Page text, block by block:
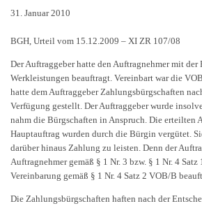
31. Januar 2010
BGH, Urteil vom 15.12.2009 – XI ZR 107/08
Der Auftraggeber hatte den Auftragnehmer mit
Werkleistungen beauftragt. Vereinbart war die
hatte dem Auftraggeber Zahlungsbürgschaften
Verfügung gestellt. Der Auftraggeber wurde
nahm die Bürgschaften in Anspruch. Die erteilten
Hauptauftrag wurden durch die Bürgin vergütet.
darüber hinaus Zahlung zu leisten. Denn der
Auftragnehmer gemäß § 1 Nr. 3 bzw. § 1 Nr. 4
Vereinbarung gemäß § 1 Nr. 4 Satz 2 VOB/B
Die Zahlungsbürgschaften haften nach der